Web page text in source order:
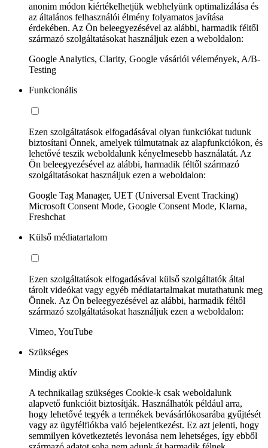
anonim módon kiértékelhetjük webhelyünk optimalizálása és
az általános felhasználói élmény folyamatos javítása
érdekében. Az Ön beleegyezésével az alábbi, harmadik féltől
származó szolgáltatásokat használjuk ezen a weboldalon:
Google Analytics, Clarity, Google vásárlói vélemények, A/B-
Testing
Funkcionális
Ezen szolgáltatások elfogadásával olyan funkciókat tudunk
biztosítani Önnek, amelyek túlmutatnak az alapfunkciókon, és
lehetővé teszik weboldalunk kényelmesebb használatát. Az
Ön beleegyezésével az alábbi, harmadik féltől származó
szolgáltatásokat használjuk ezen a weboldalon:
Google Tag Manager, UET (Universal Event Tracking)
Microsoft Consent Mode, Google Consent Mode, Klarna,
Freshchat
Külső médiatartalom
Ezen szolgáltatások elfogadásával külső szolgáltatók által
tárolt videókat vagy egyéb médiatartalmakat mutathatunk meg
Önnek. Az Ön beleegyezésével az alábbi, harmadik féltől
származó szolgáltatásokat használjuk ezen a weboldalon:
Vimeo, YouTube
Szükséges
Mindig aktív
A technikailag szükséges Cookie-k csak weboldalunk
alapvető funkcióit biztosítják. Használhatók például arra,
hogy lehetővé tegyék a termékek bevásárlókosarába gyűjtését
vagy az ügyfélfiókba való bejelentkezést. Ez azt jelenti, hogy
semmilyen következtetés levonása nem lehetséges, így ebből